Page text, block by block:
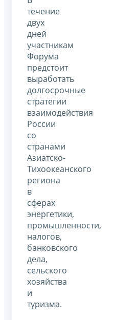
течение
двух
дней
участникам
Форума
предстоит
выработать
долгосрочные
стратегии
взаимодействия
России
со
странами
Азиатско-
Тихоокеанского
региона
в
сферах
энергетики,
промышленности,
налогов,
банковского
дела,
сельского
хозяйства
и
туризма.